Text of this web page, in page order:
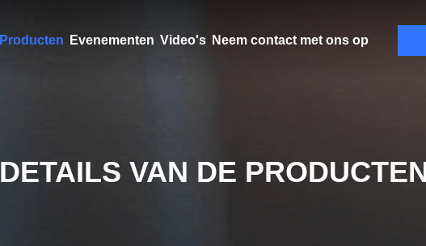
Producten Evenementen Video's Neem contact met ons op
DETAILS VAN DE